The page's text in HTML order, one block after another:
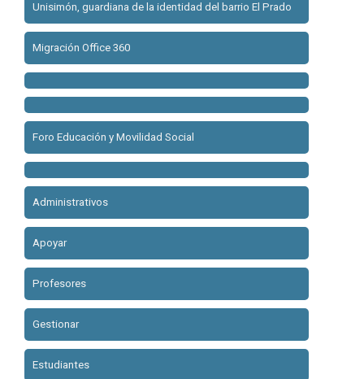
Unisimón, guardiana de la identidad del barrio El Prado
Migración Office 360
Foro Educación y Movilidad Social
Administrativos
Apoyar
Profesores
Gestionar
Estudiantes